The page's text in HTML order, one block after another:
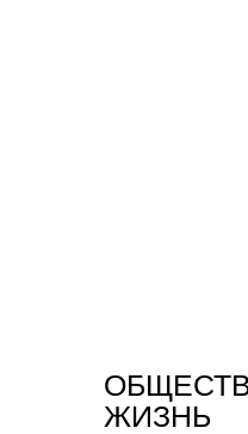
ЖИЗНЬ